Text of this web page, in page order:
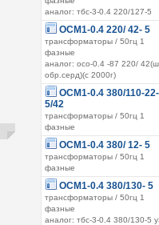
аналог: тбс-3-0.4 220/127-5
ОСМ1-0.4 220/ 42- 5
трансформаторы / 50гц 1
фазные
аналог: осо-0.4 -87 220/
обр.серд)(с 2000г)
ОСМ1-0.4 380/110-22-
5/42
трансформаторы / 50гц 1
фазные
ОСМ1-0.4 380/ 12- 5
трансформаторы / 50гц 1
фазные
ОСМ1-0.4 380/130- 5
трансформаторы / 50гц 1
фазные
аналог: тбс-3-0.4 380/130-5